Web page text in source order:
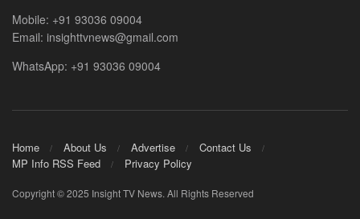
Mobile: +91 93036 09004
Email: insighttvnews@gmail.com
WhatsApp: +91 93036 09004
Home About Us Advertise
Contact Us
MP Info RSS Feed
Privacy Policy
Copyright © 2025 Insight TV News. All Rights Reserved